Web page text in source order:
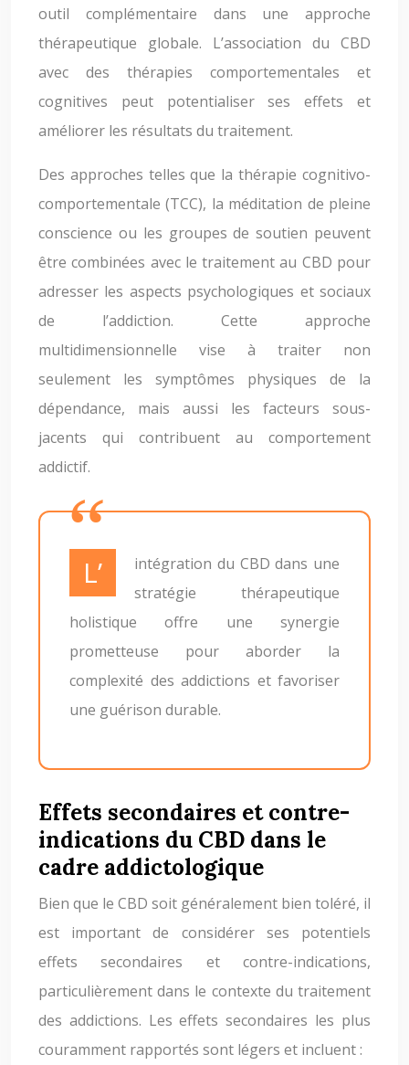
outil complémentaire dans une approche
thérapeutique globale. L’association du CBD
avec des thérapies comportementales et
cognitives peut potentialiser ses effets et
améliorer les résultats du traitement.
Des approches telles que la thérapie cognitivo-
comportementale (TCC), la méditation de pleine
conscience ou les groupes de soutien peuvent
être combinées avec le traitement au CBD pour
adresser les aspects psychologiques et sociaux
de l’addiction. Cette approche
multidimensionnelle vise à traiter non
seulement les symptômes physiques de la
dépendance, mais aussi les facteurs sous-
jacents qui contribuent au comportement
addictif.
L’intégration du CBD dans une
stratégie thérapeutique
holistique offre une synergie
prometteuse pour aborder la
complexité des addictions et favoriser
une guérison durable.
Effets secondaires et contre-
indications du CBD dans le
cadre addictologique
Bien que le CBD soit généralement bien toléré, il
est important de considérer ses potentiels
effets secondaires et contre-indications,
particulièrement dans le contexte du traitement
des addictions. Les effets secondaires les plus
couramment rapportés sont légers et incluent :